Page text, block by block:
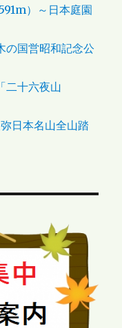
）～日本庭園
国営昭和記念公
二十六夜山
日本名山全山踏